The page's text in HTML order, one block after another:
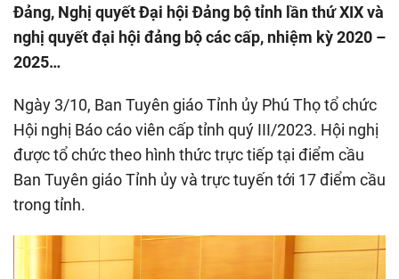
Đảng, Nghị quyết Đại hội Đảng bộ tỉnh lần thứ XIX và
nghị quyết đại hội đảng bộ các cấp, nhiệm kỳ 2020 –
2025…
Ngày 3/10, Ban Tuyên giáo Tỉnh ủy Phú Thọ tổ chức
Hội nghị Báo cáo viên cấp tỉnh quý III/2023. Hội nghị
được tổ chức theo hình thức trực tiếp tại điểm cầu
Ban Tuyên giáo Tỉnh ủy và trực tuyến tới 17 điểm cầu
trong tỉnh.